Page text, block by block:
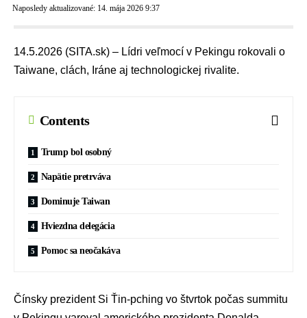
Naposledy aktualizované: 14. mája 2026 9:37
14.5.2026 (SITA.sk) – Lídri veľmocí v Pekingu rokovali o
Taiwane, clách, Iráne aj technologickej rivalite.
Contents
Trump bol osobný
Napätie pretrváva
Dominuje Taiwan
Hviezdna delegácia
Pomoc sa neočakáva
Čínsky prezident Si Ťin-pching vo štvrtok počas summitu